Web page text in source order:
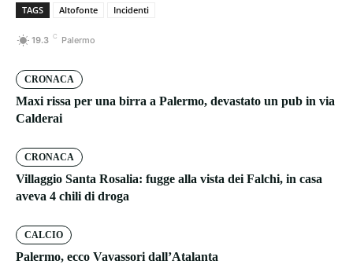
TAGS Altofonte Incidenti
19.3 C Palermo
CRONACA
Maxi rissa per una birra a Palermo, devastato un pub in via
Calderai
CRONACA
Villaggio Santa Rosalia: fugge alla vista dei Falchi, in casa
aveva 4 chili di droga
CALCIO
Palermo, ecco Vavassori dall’Atalanta